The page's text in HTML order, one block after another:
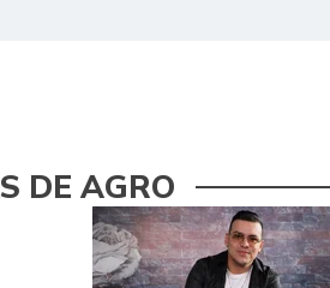
Calamar blanco entero
Calamar morado entero
Camarón Tigre precocido
DE AGRO